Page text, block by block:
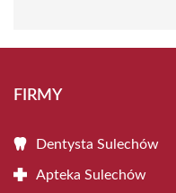
FIRMY
Dentysta Sulechów
Apteka Sulechów